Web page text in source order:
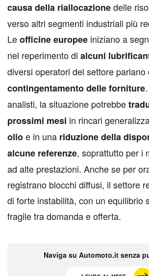
causa della riallocazionedelle
verso altri segmenti industriali più
Leofficine europee iniziano a
nel reperimento di alcuni
diversi operatori del settore parlano
contingentamento delle forniture
analisti, la situazione potrebbe
prossimi mesi in rincari
olioe in una riduzione della
alcune referenze, soprattutto per i
ad alte prestazioni. Anche se per
registrano blocchi diffusi, il settore
di forte instabilità, con un equilibrio
fragile tra domanda e offerta.
Naviga su Automoto.it senza